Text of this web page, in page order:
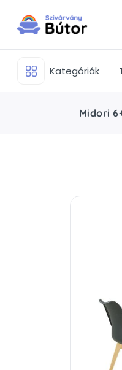
Kategóriák
Midori